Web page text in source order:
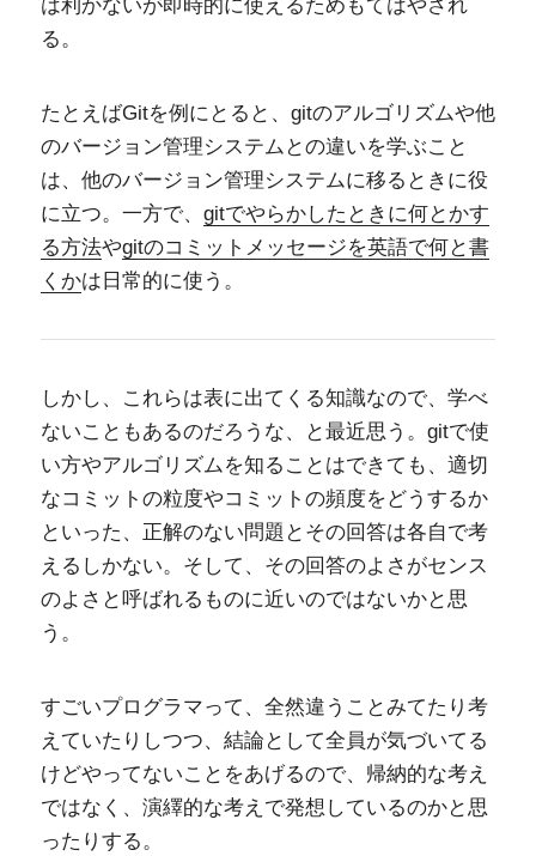
は利かないが即時的に使えるためもてはやされ
る。
たとえばGitを例にとると、gitのアルゴリズムや他
のバージョン管理システムとの違いを学ぶこと
は、他のバージョン管理システムに移るときに役
に立つ。一方で、 gitでやらかしたときに何とかす
る方法やgitのコミットメッセージを英語で何と書
くかは日常的に使う。
しかし、これらは表に出てくる知識なので、学べ
ないこともあるのだろうな、と最近思う。gitで使
い方やアルゴリズムを知ることはできても、適切
なコミットの粒度やコミットの頻度をどうするか
といった、正解のない問題とその回答は各自で考
えるしかない。そして、その回答のよさがセンス
のよさと呼ばれるものに近いのではないかと思
う。
すごいプログラマって、全然違うことみてたり考
えていたりしつつ、結論として全員が気づいてる
けどやってないことをあげるので、帰納的な考え
ではなく、演繹的な考えで発想しているのかと思
ったりする。